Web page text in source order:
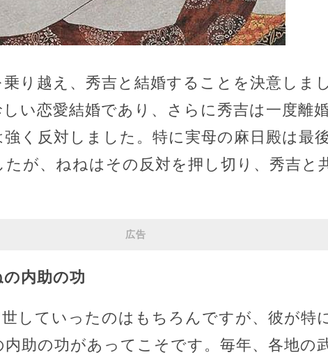
り越え、秀吉と結婚することを決意しま
い恋愛結婚であり、さらに秀吉は一度離
く反対しました。特に実母の麻日殿は最
が、ねねはその反対を押し切り、秀吉と
広告
内助の功
していったのはもちろんですが、彼が特
助の功があってこそです。毎年、各地の